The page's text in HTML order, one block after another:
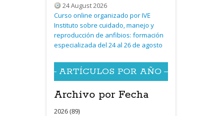
24 August 2026
Curso online organizado por IVE
Instituto sobre cuidado, manejo y
reproducción de anfibios: formación
especializada del 24 al 26 de agosto
ARTÍCULOS POR AÑO
Archivo por Fecha
2026 (89)